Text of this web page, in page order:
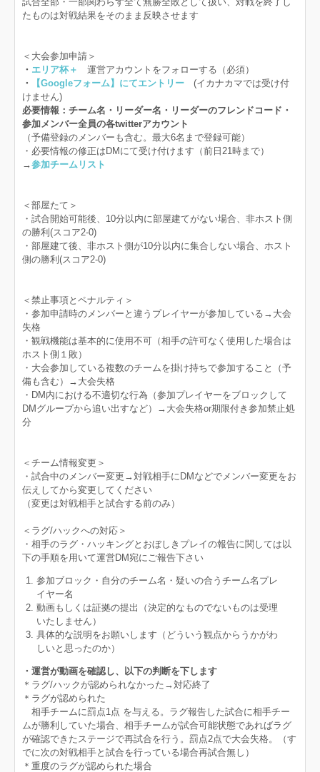
たものは対戦結果をそのまま反映させます
＜大会参加申請＞
・ エリア杯＋
運営アカウントをフォローする（必須）
・
【Googleフォーム】にてエントリー
(イカナカマでは受け付
けません)
必要情報：チーム名・リーダー名・リーダーのフレンドコード・
参加メンバー全員の各twitterアカウント
（予備登録のメンバーも含む。最大6名まで登録可能）
・必要情報の修正はDMにて受け付けます（前日21時まで）
→参加チームリスト
＜部屋たて＞
・試合開始可能後、10分以内に部屋建てがない場合、非ホスト側
の勝利(スコア2-0)
・部屋建て後、非ホスト側が10分以内に集合しない場合、ホスト
側の勝利(スコア2-0)
＜禁止事項とペナルティ＞
・参加申請時のメンバーと違うプレイヤーが参加している→大会
失格
・観戦機能は基本的に使用不可（相手の許可なく使用した場合は
ホスト側１敗）
・大会参加している複数のチームを掛け持ちで参加すること（予
備も含む）→大会失格
・DM内における不適切な行為（参加プレイヤーをブロックして
DMグループから追い出すなど）→大会失格or期限付き参加禁止処
分
＜チーム情報変更＞
・試合中のメンバー変更→対戦相手にDMなどでメンバー変更をお
伝えしてから変更してください
（変更は対戦相手と試合する前のみ）
＜ラグ/ハックへの対応＞
・相手のラグ・ハッキングとおぼしきプレイの報告に関しては以
下の手順を用いて運営DM宛にご報告下さい
参加ブロック・自分のチーム名・疑いの合うチーム名プレ
イヤー名
動画もしくは証拠の提出（決定的なものでないものは受理
いたしません）
具体的な説明をお願いします（どういう観点からうかがわ
しいと思ったのか）
・運営が動画を確認し、以下の判断を下します
＊ラグ/ハックが認められなかった→対応終了
＊ラグが認められた
相手チームに罰点1点 を与える。ラグ報告した試合に相手チー
ムが勝利していた場合、相手チームが試合可能状態であればラグ
が確認できたステージで再試合を行う。罰点2点で大会失格。（す
でに次の対戦相手と試合を行っている場合再試合無し）
＊重度のラグが認められた場合